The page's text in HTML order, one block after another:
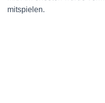
mitspielen.